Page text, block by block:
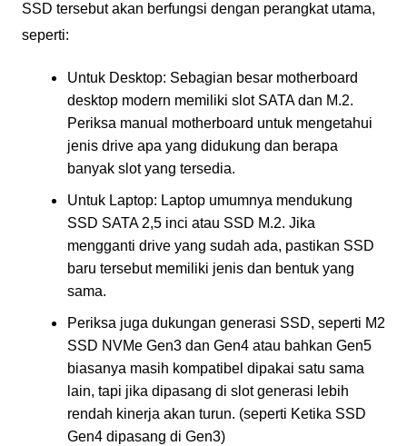
SSD tersebut akan berfungsi dengan perangkat utama,
seperti:
Untuk Desktop: Sebagian besar motherboard
desktop modern memiliki slot SATA dan M.2.
Periksa manual motherboard untuk mengetahui
jenis drive apa yang didukung dan berapa
banyak slot yang tersedia.
Untuk Laptop: Laptop umumnya mendukung
SSD SATA 2,5 inci atau SSD M.2. Jika
mengganti drive yang sudah ada, pastikan SSD
baru tersebut memiliki jenis dan bentuk yang
sama.
Periksa juga dukungan generasi SSD, seperti M2
SSD NVMe Gen3 dan Gen4 atau bahkan Gen5
biasanya masih kompatibel dipakai satu sama
lain, tapi jika dipasang di slot generasi lebih
rendah kinerja akan turun. (seperti Ketika SSD
Gen4 dipasang di Gen3)